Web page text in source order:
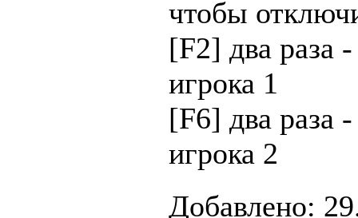
чтобы
[F2] два раза
игрока 1
[F6] два раза
игрока 2
Добавлено: